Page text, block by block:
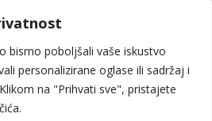
bismo poboljšali vaše iskustvo
personalizirane oglase ili sadržaj i
na "Prihvati sve", pristajete
Šimičak design: